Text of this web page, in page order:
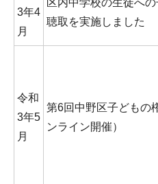
3年4
月
区内中学校の生徒へ
聴取を実施しました
令和
3年5
月
第6回中野区子どもの
ンライン開催）